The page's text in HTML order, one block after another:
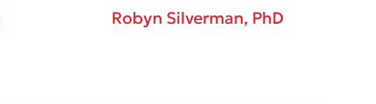
Robyn Silverman, PhD